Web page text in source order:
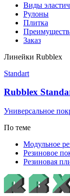
Виды
Рулоны
Плитка
Заказ
Линейки Rubblex
Standart
Rubblex
Универсальное
По теме
Модульное
Резиновое
Резиновая